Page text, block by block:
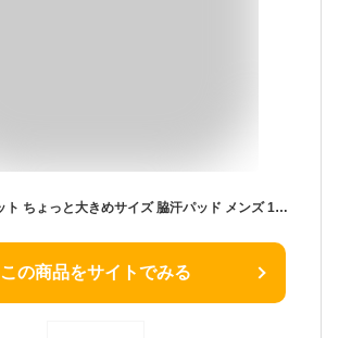
Cadi わきあせパット ちょっと大きめサイズ 脇汗パッド メンズ 100枚入り 無香料タイプ
この商品をサイトでみる